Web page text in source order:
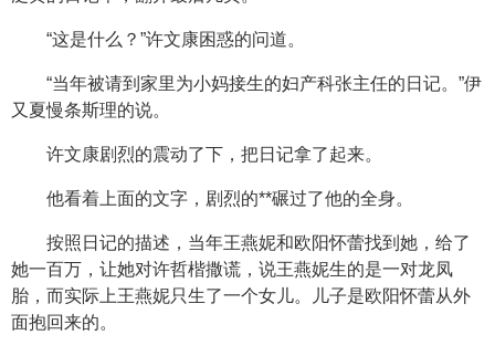
“这是什么？”许文康困惑的问道。
“当年被请到家里为小妈接生的妇产科张主任的日记。”伊
又夏慢条斯理的说。
许文康剧烈的震动了下，把日记拿了起来。
他看着上面的文字，剧烈的**碾过了他的全身。
按照日记的描述，当年王燕妮和欧阳怀蕾找到她，给了
她一百万，让她对许哲楷撒谎，说王燕妮生的是一对龙凤
胎，而实际上王燕妮只生了一个女儿。儿子是欧阳怀蕾从外
面抱回来的。